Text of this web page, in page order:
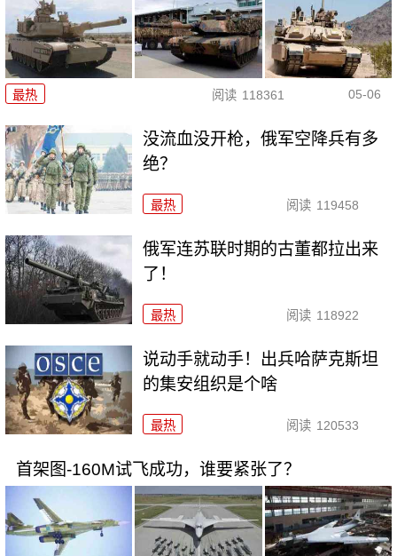
最热 阅读 118361 05-06
没流血没开枪，俄军空降兵有多
绝？
最热 阅读 119458
俄军连苏联时期的古董都拉出来
了！
最热 阅读 118922
说动手就动手！出兵哈萨克斯坦
的集安组织是个啥
最热 阅读 120533
首架图-160M试飞成功，谁要紧张了？